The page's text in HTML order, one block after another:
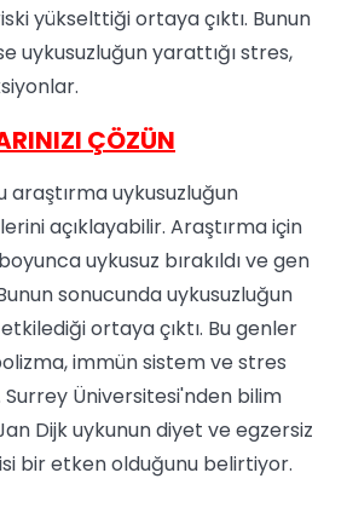
yükselttiği ortaya çıktı. Bunun
uykusuzluğun yarattığı stres,
ÇÖZÜN
araştırma uykusuzluğun
açıklayabilir. Araştırma için
uykusuz bırakıldı ve gen
sonucunda uykusuzluğun
ortaya çıktı. Bu genler
immün sistem ve stres
Üniversitesi'nden bilim
Dijk uykunun diyet ve egzersiz
bir etken olduğunu belirtiyor.